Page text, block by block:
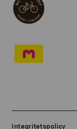
Integritetspolicy